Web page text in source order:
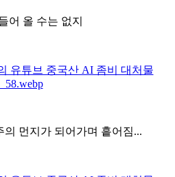
어 올 수는 없지
의 먼지가 되어가며 흩어짐...